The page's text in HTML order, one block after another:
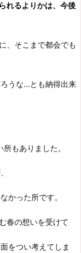
れるよりかは、今後
、そこまで都会でも
うな…とも納得出来
もありました。
かった所です。
春の想いを受けて
をつい考えてしま